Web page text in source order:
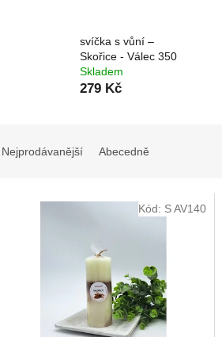
svíčka s vůní –
Skořice - Válec 350
Skladem
279 Kč
Nejprodávanější Abecedně
Kód: S AV140